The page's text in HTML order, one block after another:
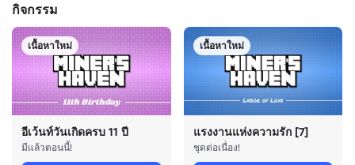
กิจกรรม
เนื้อหาใหม่
อีเว้นท์วันเกิดครบ 11 ปี
มีแล้วตอนนี้!
เนื้อหาใหม่
แรงงานแห่งความรัก [7]
ชุดต่อเนื่อง!